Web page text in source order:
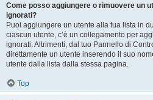
Come posso aggiungere o rimuovere un
ignorati?
Puoi aggiungere un utente alla tua lista in
ciascun utente, c’è un collegamento per
ignorati. Altrimenti, dal tuo Pannello di
direttamente un utente inserendo il suo
utente dalla lista dalla stessa pagina.
Top